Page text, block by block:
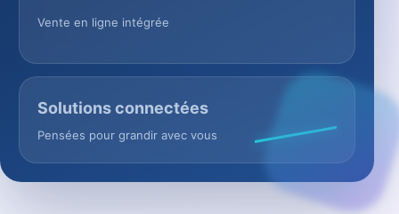
Vente en ligne intégrée
Solutions connectées
Pensées pour grandir avec vous